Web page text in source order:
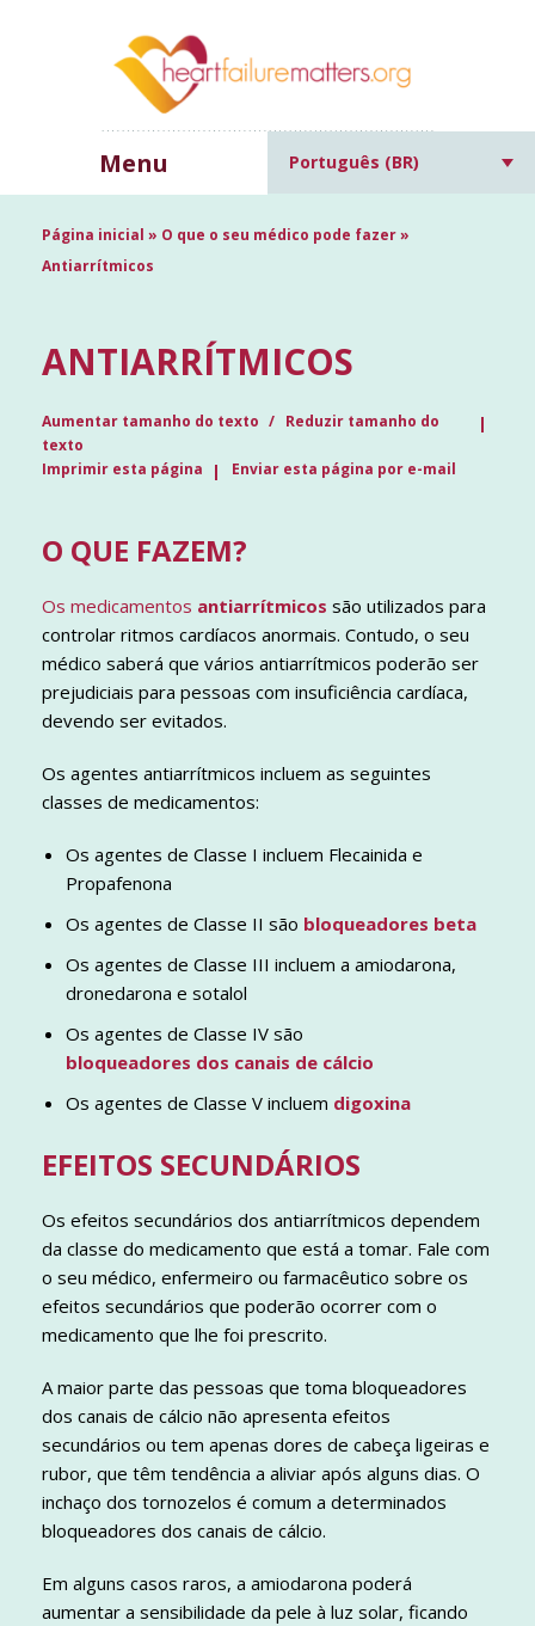
Menu Português (BR)
Página inicial » O que o seu médico pode fazer»
Antiarrítmicos
ANTIARRÍTMICOS
Aumentar tamanho do texto
Reduzir tamanho do
texto
Imprimir esta página
Enviar esta página por e-mail
O QUE FAZEM?
Os medicamentos antiarrítmicos são utilizados para
controlar ritmos cardíacos anormais. Contudo, o seu
médico saberá que vários antiarrítmicos poderão ser
prejudiciais para pessoas com insuficiência cardíaca,
devendo ser evitados.
Os agentes antiarrítmicos incluem as seguintes
classes de medicamentos:
Os agentes de Classe I incluem Flecainida e
Propafenona
Os agentes de Classe II são bloqueadores beta
Os agentes de Classe III incluem a amiodarona,
dronedarona e sotalol
Os agentes de Classe IV são
bloqueadores dos canais de cálcio
Os agentes de Classe V incluem digoxina
EFEITOS SECUNDÁRIOS
Os efeitos secundários dos antiarrítmicos dependem
da classe do medicamento que está a tomar. Fale com
o seu médico, enfermeiro ou farmacêutico sobre os
efeitos secundários que poderão ocorrer com o
medicamento que lhe foi prescrito.
A maior parte das pessoas que toma bloqueadores
dos canais de cálcio não apresenta efeitos
secundários ou tem apenas dores de cabeça ligeiras e
rubor, que têm tendência a aliviar após alguns dias. O
inchaço dos tornozelos é comum a determinados
bloqueadores dos canais de cálcio.
Em alguns casos raros, a amiodarona poderá
aumentar a sensibilidade da pele à luz solar, ficando